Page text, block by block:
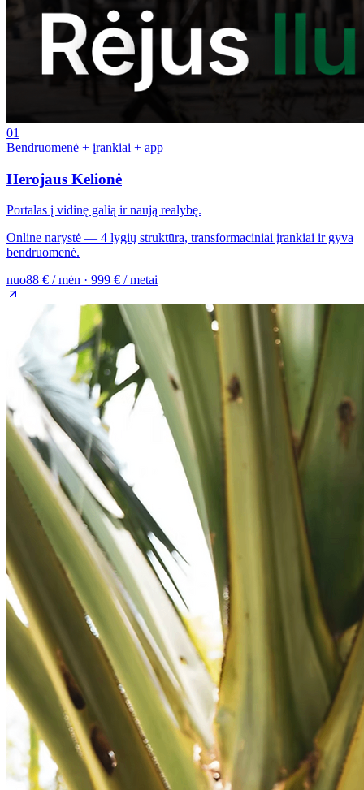
01
Bendruomenė + įrankiai + app
Herojaus Kelionė
Portalas į vidinę galią ir naują realybę.
Online narystė — 4 lygių struktūra, transformaciniai įrankiai ir gyva
bendruomenė.
nuo88 € / mėn · 999 € / metai